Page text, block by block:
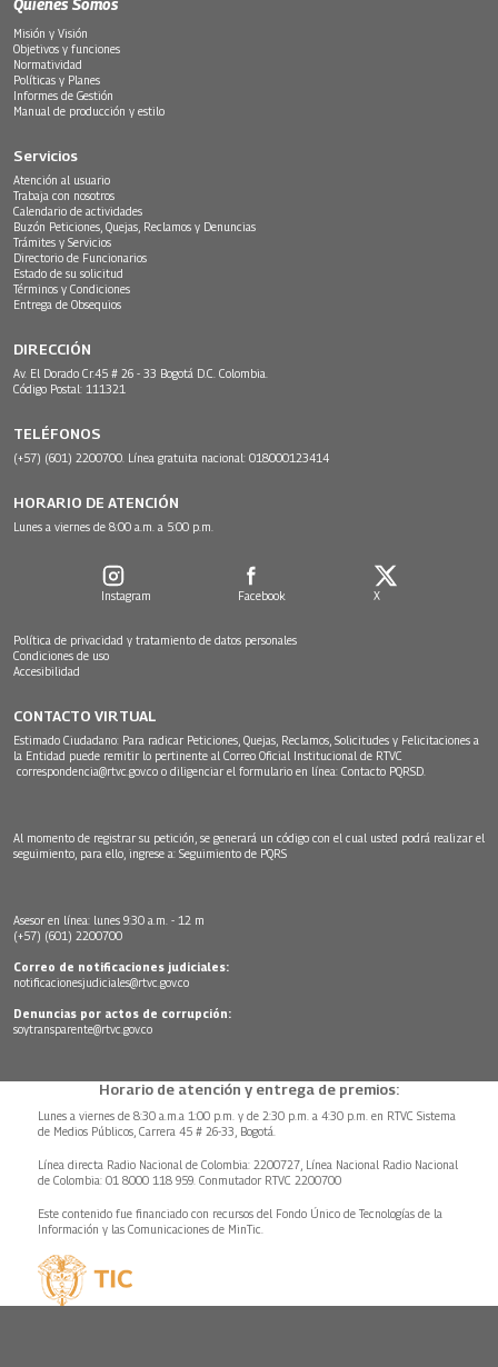
Misión y Visión
Objetivos y funciones
Normatividad
Políticas y Planes
Informes de Gestión
Manual de producción y estilo
Servicios
Atención al usuario
Trabaja con nosotros
Calendario de actividades
Buzón Peticiones, Quejas, Reclamos y Denuncias
Trámites y Servicios
Directorio de Funcionarios
Estado de su solicitud
Términos y Condiciones
Entrega de Obsequios
DIRECCIÓN
Av. El Dorado Cr.45 # 26 - 33 Bogotá D.C. Colombia.
Código Postal: 111321
TELÉFONOS
(+57) (601) 2200700. Línea gratuita nacional: 018000123414
HORARIO DE ATENCIÓN
Lunes a viernes de 8:00 a.m. a 5:00 p.m.
Instagram Facebook X
Política de privacidad y tratamiento de datos personales
Condiciones de uso
Accesibilidad
CONTACTO VIRTUAL
Estimado Ciudadano: Para radicar Peticiones, Quejas, Reclamos, Solicitudes y Felicitaciones a
la Entidad puede remitir lo pertinente al Correo Oficial Institucional de RTVC
correspondencia@rtvc.gov.co o diligenciar el formulario en línea: Contacto PQRSD.
Al momento de registrar su petición, se generará un código con el cual usted podrá realizar el
seguimiento, para ello, ingrese a: Seguimiento de PQRS
Asesor en línea: lunes 9:30 a.m. - 12 m
(+57) (601) 2200700
Correo de notificaciones judiciales:
notificacionesjudiciales@rtvc.gov.co
Denuncias por actos de corrupción:
soytransparente@rtvc.gov.co
Horario de atención y entrega de premios:
Lunes a viernes de 8:30 a.m.a 1:00 p.m. y de 2:30 p.m. a 4:30 p.m. en RTVC Sistema
de Medios Públicos, Carrera 45 # 26-33, Bogotá.
Línea directa Radio Nacional de Colombia: 2200727, Línea Nacional Radio Nacional
de Colombia: 01 8000 118 959. Conmutador RTVC 2200700
Este contenido fue financiado con recursos del Fondo Único de Tecnologías de la
Información y las Comunicaciones de MinTic.